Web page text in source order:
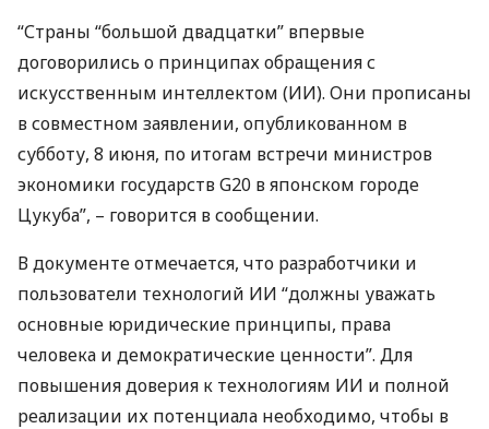
“Страны “большой двадцатки” впервые
договорились о принципах обращения с
искусственным интеллектом (ИИ). Они прописаны
в совместном заявлении, опубликованном в
субботу, 8 июня, по итогам встречи министров
экономики государств G20 в японском городе
Цукуба”, – говорится в сообщении.
В документе отмечается, что разработчики и
пользователи технологий ИИ “должны уважать
основные юридические принципы, права
человека и демократические ценности”. Для
повышения доверия к технологиям ИИ и полной
реализации их потенциала необходимо, чтобы в